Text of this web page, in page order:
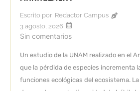
Escrito por Redactor Campus
3 agosto, 2026
Sin comentarios
Un estudio de la UNAM realizado en el
que la pérdida de especies incrementa
funciones ecológicas del ecosistema.